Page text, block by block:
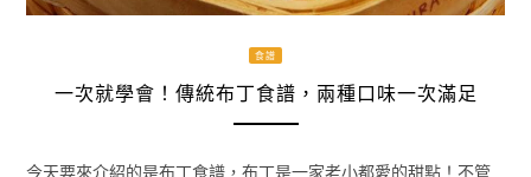
食譜
一次就學會！傳統布丁食譜，兩種口味一次滿足
今天要來介紹的是布丁食譜，布丁是一家老小都愛的甜點！不管